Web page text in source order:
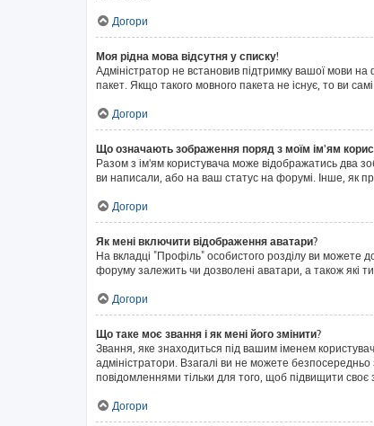
Догори
Моя рідна мова відсутня у списку!
Адміністратор не встановив підтримку вашої мови
пакет. Якщо такого мовного пакета не існує, то ви
Догори
Що означають зображення поряд з моїм ім'ям
Разом з ім'ям користувача може відображатись два
ви написали, або на ваш статус на форумі. Інше, як
Догори
Як мені включити відображення аватари?
На вкладці "Профіль" особистого розділу ви можете
форуму залежить чи дозволені аватари, а також які
Догори
Що таке моє звання і як мені його змінити?
Звання, яке знаходиться під вашим іменем
адміністратори. Взагалі ви не можете
повідомленнями тільки для того, щоб підвищити
Догори